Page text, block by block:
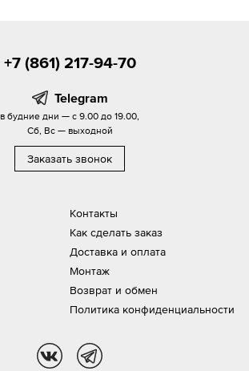
Контакты
Как сделать заказ
Доставка и оплата
Монтаж
Возврат и обмен
Политика конфиденциальности
+7 (861) 217-94-70
Telegram
в будние дни — с 9.00 до 19.00,
Сб, Вс — выходной
Заказать звонок